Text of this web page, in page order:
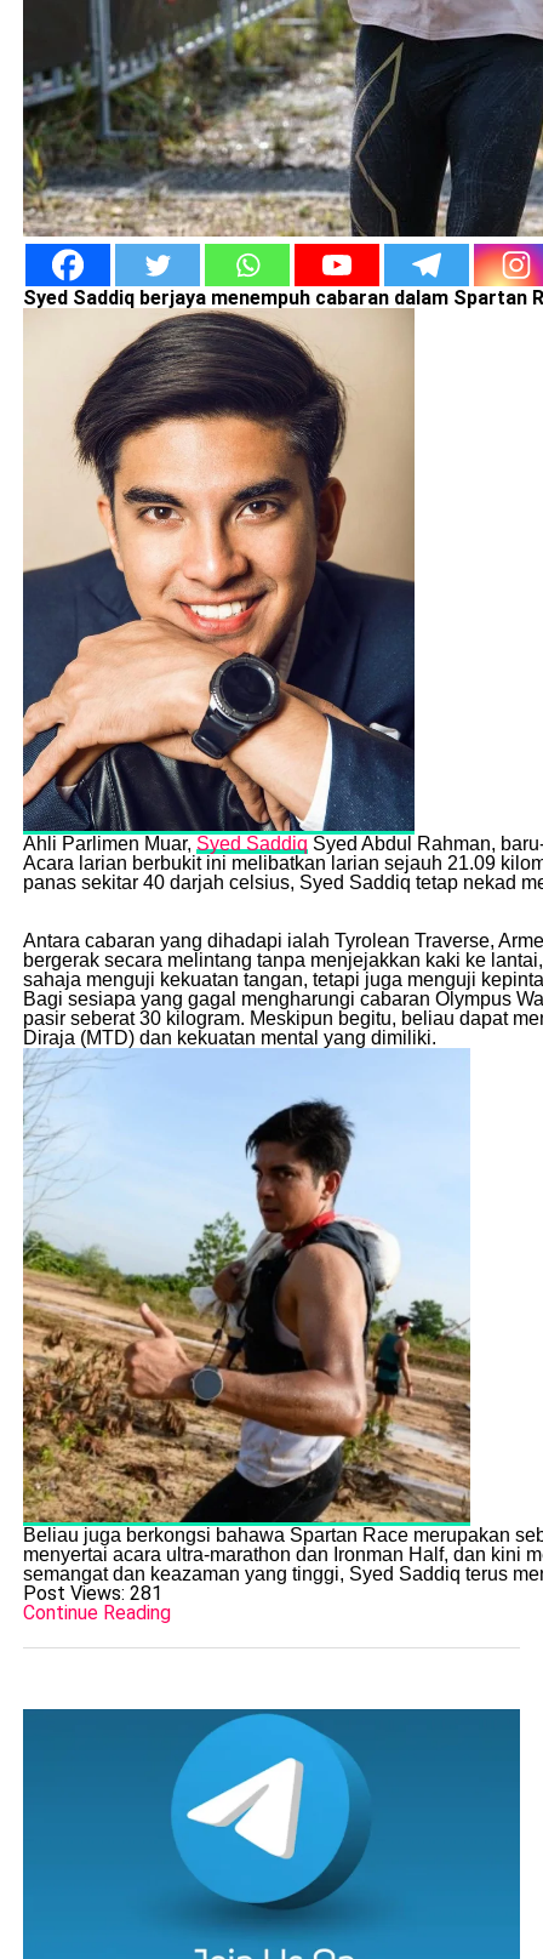
Syed Saddiq berjaya menempuh cabaran dalam Spartan
Ahli Parlimen Muar, Syed Saddiq Syed Abdul Rahman,
Acara larian berbukit ini melibatkan larian sejauh 21.09
panas sekitar 40 darjah celsius, Syed Saddiq tetap nekad
Antara cabaran yang dihadapi ialah Tyrolean Traverse,
bergerak secara melintang tanpa menjejakkan kaki ke
sahaja menguji kekuatan tangan, tetapi juga menguji
Bagi sesiapa yang gagal mengharungi cabaran Olympus
pasir seberat 30 kilogram. Meskipun begitu, beliau dapat
Diraja (MTD) dan kekuatan mental yang dimiliki.
Beliau juga berkongsi bahawa Spartan Race merupakan
menyertai acara ultra-marathon dan Ironman Half, dan kini
semangat dan keazaman yang tinggi, Syed Saddiq terus
Post Views: 281
Continue Reading